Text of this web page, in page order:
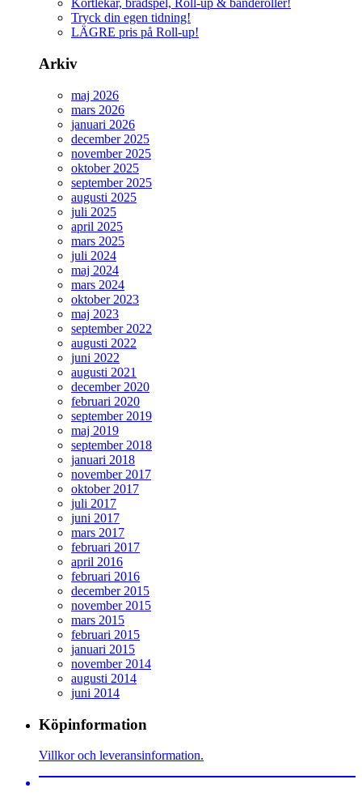
Kortlekar, brädspel, Roll-up & banderoller!
Tryck din egen tidning!
LÄGRE pris på Roll-up!
Arkiv
maj 2026
mars 2026
januari 2026
december 2025
november 2025
oktober 2025
september 2025
augusti 2025
juli 2025
april 2025
mars 2025
juli 2024
maj 2024
mars 2024
oktober 2023
maj 2023
september 2022
augusti 2022
juni 2022
augusti 2021
december 2020
februari 2020
september 2019
maj 2019
september 2018
januari 2018
november 2017
oktober 2017
juli 2017
juni 2017
mars 2017
februari 2017
april 2016
februari 2016
december 2015
november 2015
mars 2015
februari 2015
januari 2015
november 2014
augusti 2014
juni 2014
Köpinformation
Villkor och leveransinformation.